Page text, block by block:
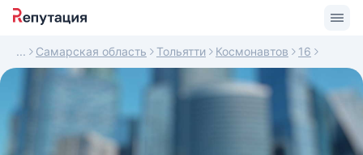
Самарская область Тольятти Космонавтов 16